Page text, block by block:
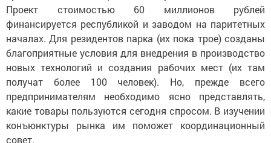
Проект стоимостью 60 миллионов рублей
финансируется республикой и заводом на паритетных
началах. Для резидентов парка (их пока трое) созданы
благоприятные условия для внедрения в производство
новых технологий и создания рабочих мест (их там
получат более 100 человек). Но, прежде всего
предпринимателям необходимо ясно представлять,
какие товары пользуются сегодня спросом. В изучении
конъюнктуры рынка им поможет координационный
совет.